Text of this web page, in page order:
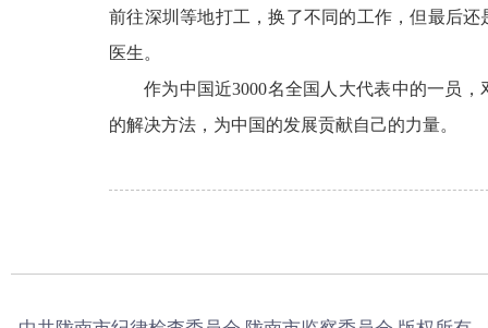
前往深圳等地打工，换了不同的工作，但最后
医生。
作为中国近3000名全国人大代表中的一员
的解决方法，为中国的发展贡献自己的力量。